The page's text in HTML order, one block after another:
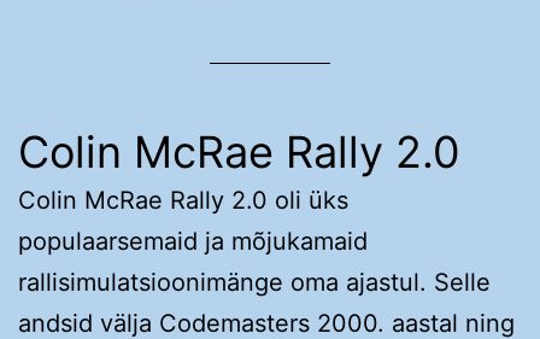
Colin McRae Rally 2.0
Colin McRae Rally 2.0 oli üks
populaarsemaid ja mõjukamaid
rallisimulatsioonimänge oma ajastul. Selle
andsid välja Codemasters 2000. aastal ning